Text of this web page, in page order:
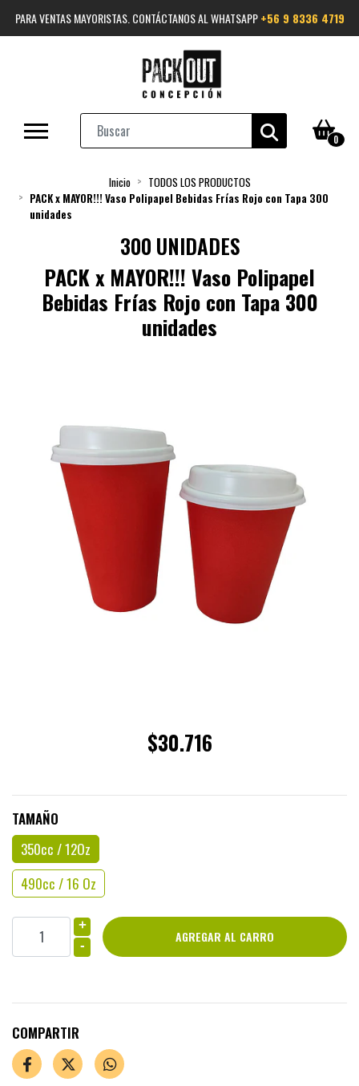
PARA VENTAS MAYORISTAS. CONTÁCTANOS AL WHATSAPP+56 9 8336 4719
0
Inicio
TODOS LOS PRODUCTOS
PACK x MAYOR!!! Vaso Polipapel Bebidas Frías Rojo con Tapa 300
unidades
300 UNIDADES
PACK x MAYOR!!! Vaso Polipapel
Bebidas Frías Rojo con Tapa 300
unidades
$30.716
TAMAÑO
350cc / 12Oz
490cc / 16 Oz
+
-
COMPARTIR